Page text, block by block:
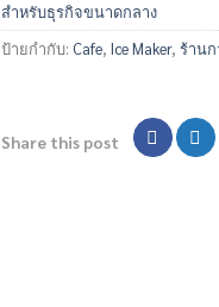
สำหรับธุรกิจขนาดกลาง
ป้ายกำกับ: Cafe,Ice Maker,ร้าน
Share this post